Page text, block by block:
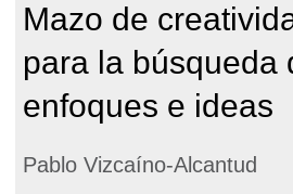
Mazo de
para la búsqueda
enfoques e ideas
Pablo Vizcaíno-Alcantud